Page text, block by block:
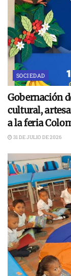
SOCIEDAD
Gobernación
cultural,
a la feria
31 DE JULIO DE 2026